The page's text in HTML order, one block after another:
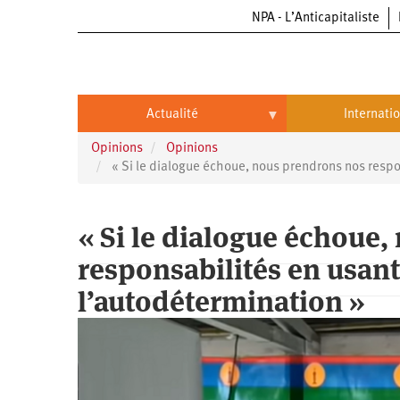
NPA - L’Anticapitaliste
Actualité
Actualité
Entreprises
Entreprises
Automobile
Oppressions
Oppressions
Économie
Chine
États-
Unis
Continents
Continents
Afrique
Opinions
Opinions
« Si le dialogue échoue, nous prendrons nos
« Si le dialogue
responsabilités en
l’autodétermination »